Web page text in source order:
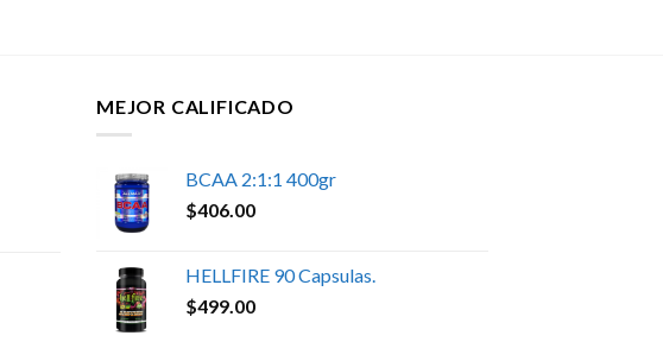
MEJOR CALIFICADO
BCAA 2:1:1 400gr
$406.00
HELLFIRE 90 Capsulas.
$499.00